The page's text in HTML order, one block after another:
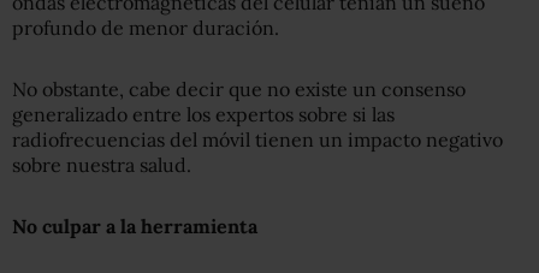
profundo de menor duración.
No obstante, cabe decir que no existe un consenso
generalizado entre los expertos sobre si las
radiofrecuencias del móvil tienen un impacto negativo
sobre nuestra salud.
No culpar a la herramienta